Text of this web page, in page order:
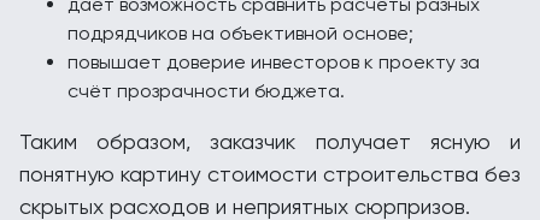
подрядчиков на объективной основе;
повышает доверие инвесторов к проекту за
счёт прозрачности бюджета.
Таким образом, заказчик получает ясную и
понятную картину стоимости строительства без
скрытых расходов и неприятных сюрпризов.